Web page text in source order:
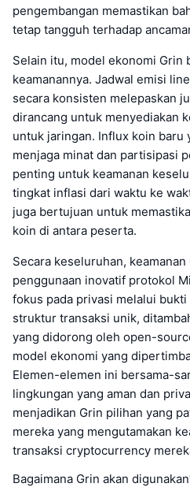
pengembangan memastikan
tetap tangguh terhadap
Selain itu, model ekonomi Grin
keamanannya. Jadwal emisi
secara konsisten melepaskan
dirancang untuk menyediakan
untuk jaringan. Influx koin baru
menjaga minat dan partisipasi
penting untuk keamanan
tingkat inflasi dari waktu ke
juga bertujuan untuk
koin di antara peserta.
Secara keseluruhan,
penggunaan inovatif protokol
fokus pada privasi melalui
struktur transaksi unik,
yang didorong oleh open-
model ekonomi yang
Elemen-elemen ini bersama-
lingkungan yang aman dan
menjadikan Grin pilihan yang
mereka yang mengutamakan
transaksi cryptocurrency
Bagaimana Grin akan